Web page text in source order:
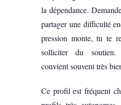
la dépendance.
partager une difficulté
pression monte, tu te
solliciter du
convient souvent très
Ce profil est fréquent